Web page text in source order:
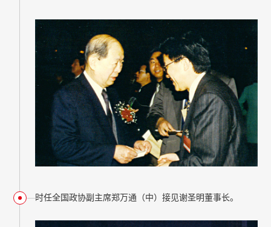
时任全国政协副主席郑万通（中）接见谢圣明董事长。